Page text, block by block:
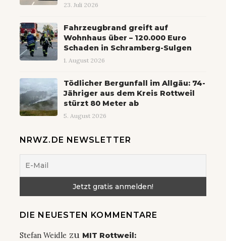
23. Juli 2026
Fahrzeugbrand greift auf
Wohnhaus über – 120.000 Euro
Schaden in Schramberg-Sulgen
1. August 2026
Tödlicher Bergunfall im Allgäu: 74-
Jähriger aus dem Kreis Rottweil
stürzt 80 Meter ab
5. August 2026
NRWZ.DE NEWSLETTER
DIE NEUESTEN KOMMENTARE
Stefan Weidle zu MIT Rottweil: